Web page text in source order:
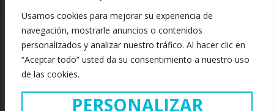
Usamos cookies para mejorar su experiencia de
navegación, mostrarle anuncios o contenidos
personalizados y analizar nuestro tráfico. Al hacer clic en
“Aceptar todo” usted da su consentimiento a nuestro uso
de las cookies.
PERSONALIZAR
SEDE Cambridge School: Plaça Porxada, 39 · 08401 · Granollers ·
Barcelona · España
INFORMACIÓN LEGAL
POLÍTICA DE PRIVACIDAD